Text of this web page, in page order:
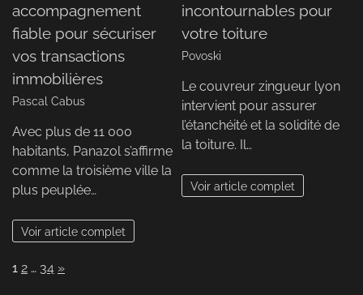
accompagnement
fiable pour sécuriser
vos transactions
immobilières
Pascal Cabus
Avec plus de 11 000
habitants, Panazol s’affirme
comme la troisième ville la
plus peuplée…
Voir article complet
incontournables pour
votre toiture
Povoski
Le couvreur zingueur lyon
intervient pour assurer
l’étanchéité et la solidité de
la toiture. Il…
Voir article complet
Page:
1 2 … 34 Next
»